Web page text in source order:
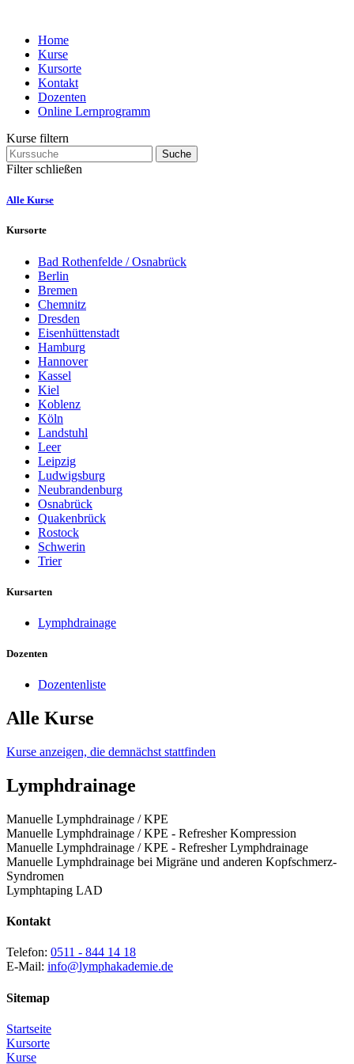
Home
Kurse
Kursorte
Kontakt
Dozenten
Online Lernprogramm
Kurse filtern
Suche
Filter schließen
Alle Kurse
Kursorte
Bad Rothenfelde / Osnabrück
Berlin
Bremen
Chemnitz
Dresden
Eisenhüttenstadt
Hamburg
Hannover
Kassel
Kiel
Koblenz
Köln
Landstuhl
Leer
Leipzig
Ludwigsburg
Neubrandenburg
Osnabrück
Quakenbrück
Rostock
Schwerin
Trier
Kursarten
Lymphdrainage
Dozenten
Dozentenliste
Alle Kurse
Kurse anzeigen, die demnächst stattfinden
Lymphdrainage
Manuelle Lymphdrainage / KPE
Manuelle Lymphdrainage / KPE - Refresher Kompression
Manuelle Lymphdrainage / KPE - Refresher Lymphdrainage
Manuelle Lymphdrainage bei Migräne und anderen Kopfschmerz-
Syndromen
Lymphtaping LAD
Kontakt
Telefon: 0511 - 844 14 18
E-Mail: info@lymphakademie.de
Sitemap
Startseite
Kursorte
Kurse